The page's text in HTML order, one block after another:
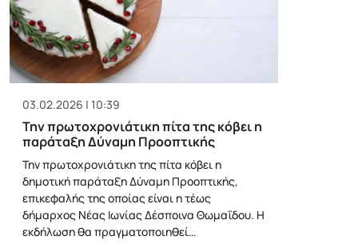
03.02.2026 | 10:39
Την πρωτοχρονιάτικη πίτα της κόβει η
παράταξη Δύναμη Προοπτικής
Την πρωτοχρονιάτικη της πίτα κόβει η
δημοτική παράταξη Δύναμη Προοπτικής,
επικεφαλής της οποίας είναι η τέως
δήμαρχος Νέας Ιωνίας Δέσποινα Θωμαΐδου. Η
εκδήλωση θα πραγματοποιηθεί…